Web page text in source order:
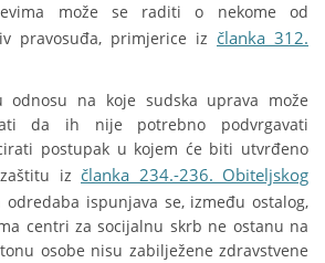
može se raditi o nekome od
pravosuđa, primjerice iz članka 312.
odnosu na koje sudska uprava može
da ih nije potrebno podvrgavati
postupak u kojem će biti utvrđeno
iz članka 234.-236. Obiteljskog
odredaba ispunjava se, između ostalog,
centri za socijalnu skrb ne ostanu na
osobe nisu zabilježene zdravstvene